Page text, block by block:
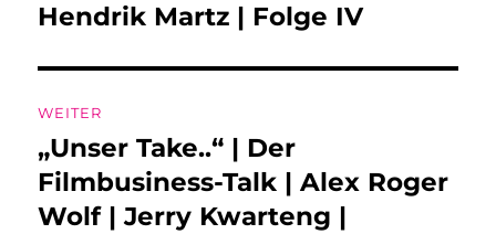
Hendrik Martz | Folge IV
WEITER
Nächster
Beitrag:
„Unser Take..“ | Der
Filmbusiness-Talk | Alex Roger
Wolf | Jerry Kwarteng |